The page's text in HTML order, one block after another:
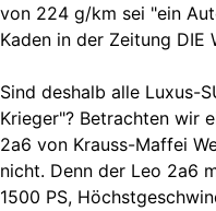
von 224 g/km sei "ein
Kaden in der Zeitung DIE
Sind deshalb alle Luxus-
Krieger"? Betrachten wir
2a6 von Krauss-Maffei
nicht. Denn der Leo 2a6
1500 PS,